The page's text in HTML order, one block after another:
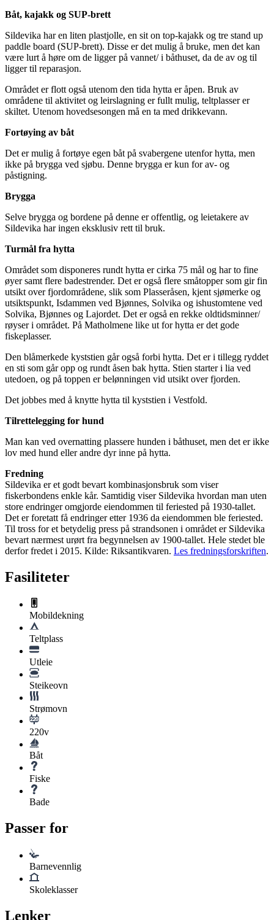
Båt, kajakk og SUP-brett
Sildevika har en liten plastjolle, en sit on top-kajakk og tre stand up
paddle board (SUP-brett). Disse er det mulig å bruke, men det kan
være lurt å høre om de ligger på vannet/ i båthuset, da de av og til
ligger til reparasjon.
Området er flott også utenom den tida hytta er åpen. Bruk av
områdene til aktivitet og leirslagning er fullt mulig, teltplasser er
skiltet. Utenom hovedsesongen må en ta med drikkevann.
Fortøying av båt
Det er mulig å fortøye egen båt på svabergene utenfor hytta, men
ikke på brygga ved sjøbu. Denne brygga er kun for av- og
påstigning.
Brygga
Selve brygga og bordene på denne er offentlig, og leietakere av
Sildevika har ingen eksklusiv rett til bruk.
Turmål fra hytta
Området som disponeres rundt hytta er cirka 75 mål og har to fine
øyer samt flere badestrender. Det er også flere småtopper som gir fin
utsikt over fjordområdene, slik som Plasseråsen, kjent sjømerke og
utsiktspunkt, Isdammen ved Bjønnes, Solvika og ishustomtene ved
Solvika, Bjønnes og Lajordet. Det er også en rekke oldtidsminner/
røyser i området. På Matholmene like ut for hytta er det gode
fiskeplasser.
Den blåmerkede kyststien går også forbi hytta. Det er i tillegg ryddet
en sti som går opp og rundt åsen bak hytta. Stien starter i lia ved
utedoen, og på toppen er belønningen vid utsikt over fjorden.
Det jobbes med å knytte hytta til kyststien i Vestfold.
Tilrettelegging for hund
Man kan ved overnatting plassere hunden i båthuset, men det er ikke
lov med hund eller andre dyr inne på hytta.
Fredning
Sildevika er et godt bevart kombinasjonsbruk som viser
fiskerbondens enkle kår. Samtidig viser Sildevika hvordan man uten
store endringer omgjorde eiendommen til feriested på 1930-tallet.
Det er foretatt få endringer etter 1936 da eiendommen ble feriested.
Til tross for et betydelig press på strandsonen i området er Sildevika
bevart nærmest urørt fra begynnelsen av 1900-tallet. Hele stedet ble
derfor fredet i 2015. Kilde: Riksantikvaren. Les fredningsforskriften.
Fasiliteter
Mobildekning
Teltplass
Utleie
Steikeovn
Strømovn
220v
Båt
Fiske
Bade
Passer for
Barnevennlig
Skoleklasser
Lenker